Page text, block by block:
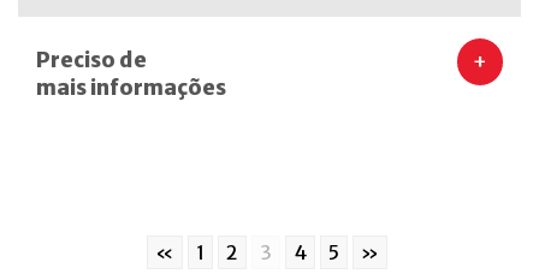
Preciso de
mais informações
+
« 1 2 3 4 5 »